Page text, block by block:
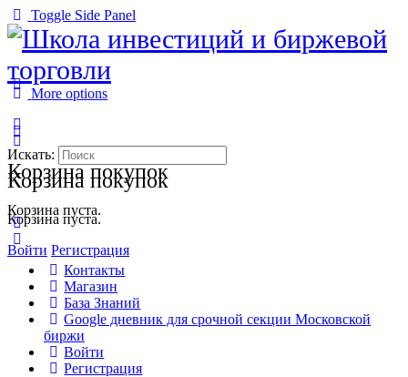
Toggle Side Panel
More options
Корзина покупок
Корзина пуста.
Войти Регистрация
Корзина покупок
Корзина пуста.
Искать:
Контакты
Магазин
База Знаний
Google дневник для срочной секции Московской
биржи
Войти
Регистрация